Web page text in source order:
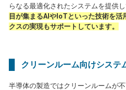
らなる最適化されたシステムを提供し
目が集まるAIやIoTといった技術を活
クスの実現もサポートしています。
クリーンルーム向けシステ
半導体の製造ではクリーンルームが